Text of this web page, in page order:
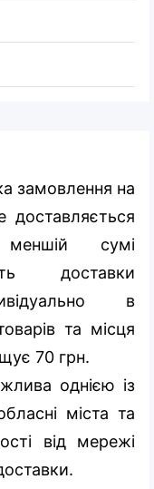
замовлення на
доставляється
сумі
доставки
в
та місця
70 грн.
однією із
міста та
від мережі